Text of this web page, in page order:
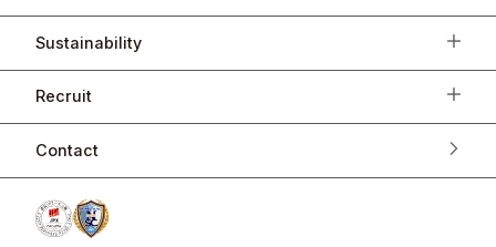
Sustainability
Recruit
Contact